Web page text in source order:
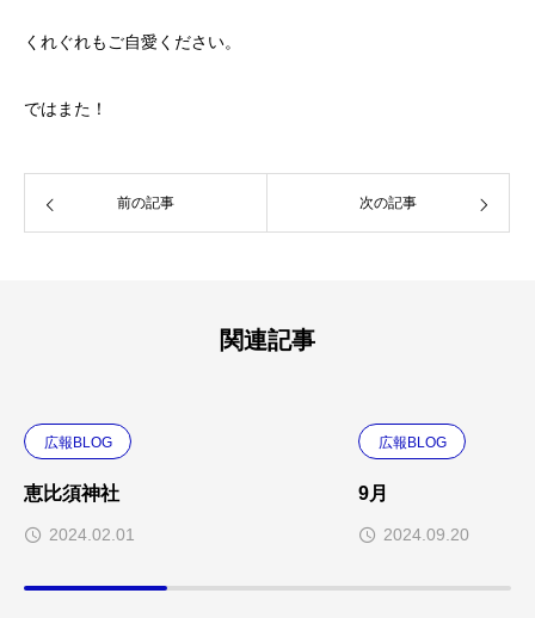
くれぐれもご自愛ください。
ではまた！
前の記事 次の記事
関連記事
広報BLOG
恵比須神社
2024.02.01
広報BLOG
9月
2024.09.20